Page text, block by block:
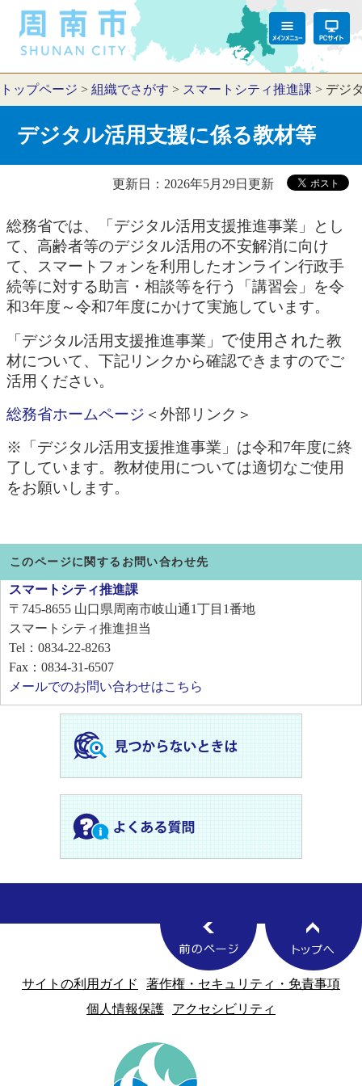
トップページ > 組織でさがす > スマートシティ推進課 > デジ
デジタル活用支援に係る教材等
更新日：2026年5月29日更新
総務省では、「デジタル活用支援推進事業」とし
て、高齢者等のデジタル活用の不安解消に向け
て、スマートフォンを利用したオンライン行政手
続等に対する助言・相談等を行う「講習会」を令
和3年度～令和7年度にかけて実施しています。
「デジタル活用支援推進事業」 ​で使用された教
材について、下記リンクから確認できますのでご
活用ください。
総務省ホームページ ＜外部リンク＞
※「デジタル活用支援推進事業」は令和7年度に終
了しています。教材使用については適切なご使用
をお願いします。
このページに関するお問い合わせ先
スマートシティ推進課
〒745-8655 山口県周南市岐山通1丁目1番地
スマートシティ推進担当
Tel：0834-22-8263
Fax：0834-31-6507
メールでのお問い合わせはこちら
サイトの利用ガイド
著作権・セキュリティ・免責事項
個人情報保護
アクセシビリティ